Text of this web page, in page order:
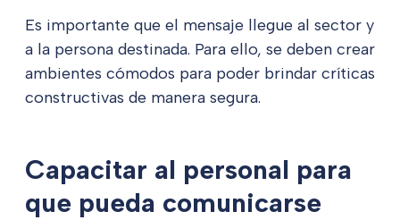
Es importante que el mensaje llegue al sector y
a la persona destinada. Para ello, se deben crear
ambientes cómodos para poder brindar críticas
constructivas de manera segura.
Capacitar al personal para
que pueda comunicarse